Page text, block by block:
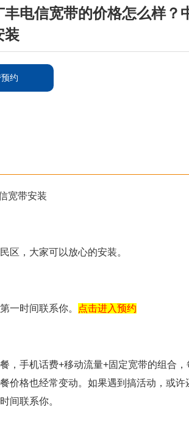
丰电信宽带的价格怎么样？
装
约
区，大家可以放心的安装。
一时间联系你。 点击进入预约
，手机话费+移动流量+固定宽带的组合
价格也经常变动。如果遇到搞活动，或许
间联系你。